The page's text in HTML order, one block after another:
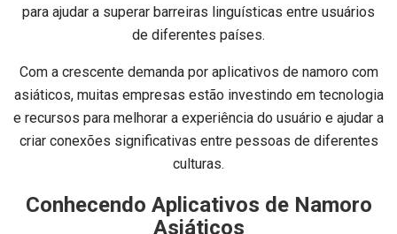
para ajudar a superar barreiras linguísticas entre usuários
de diferentes países.
Com a crescente demanda por aplicativos de namoro com
asiáticos, muitas empresas estão investindo em tecnologia
e recursos para melhorar a experiência do usuário e ajudar a
criar conexões significativas entre pessoas de diferentes
culturas.
Conhecendo Aplicativos de Namoro
Asiáticos